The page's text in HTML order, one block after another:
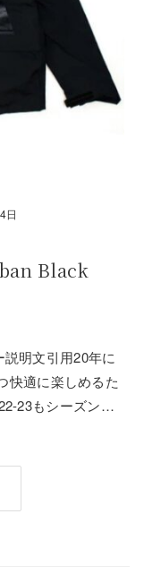
日
Black
明文引用20年に
快適に楽しめるた
23もシーズンソ